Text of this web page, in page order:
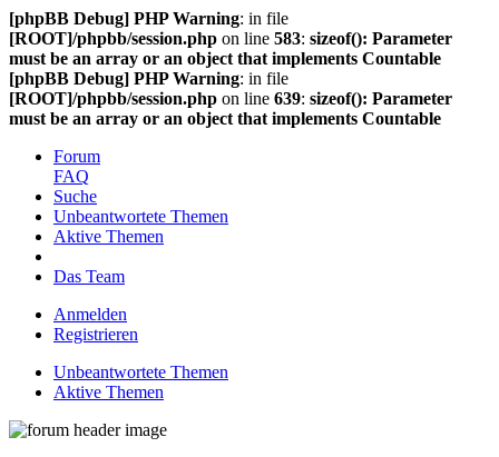
[phpBB Debug] PHP Warning: in file
[ROOT]/phpbb/session.php on line 583: sizeof(): Parameter
must be an array or an object that implements Countable
[phpBB Debug] PHP Warning: in file
[ROOT]/phpbb/session.php on line 639: sizeof(): Parameter
must be an array or an object that implements Countable
Forum
FAQ
Suche
Unbeantwortete Themen
Aktive Themen
Das Team
Anmelden
Registrieren
Unbeantwortete Themen
Aktive Themen